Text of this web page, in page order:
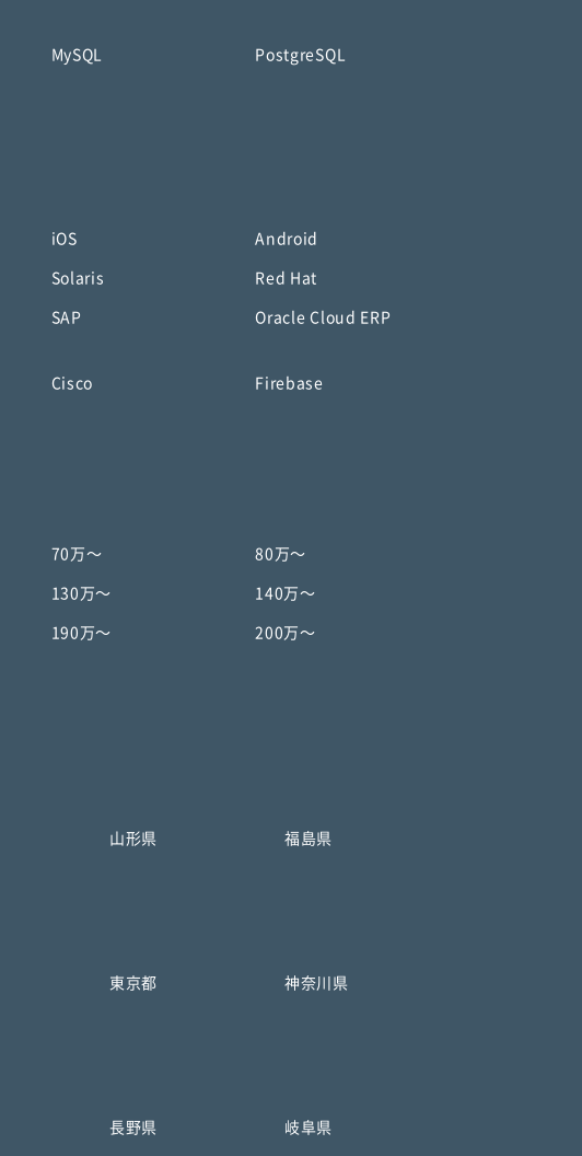
MySQL PostgreSQL
iOS Android
Solaris Red Hat
SAP Oracle Cloud ERP
Cisco Firebase
70万〜 80万〜
130万〜 140万〜
190万〜 200万〜
山形県 福島県
東京都 神奈川県
長野県 岐阜県